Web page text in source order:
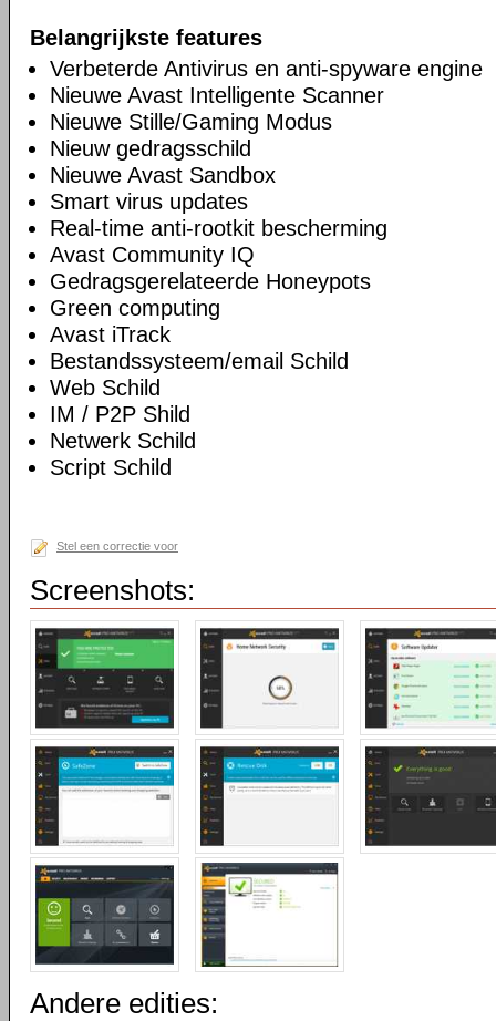
Belangrijkste features
Verbeterde Antivirus en anti-spyware engine
Nieuwe Avast Intelligente Scanner
Nieuwe Stille/Gaming Modus
Nieuw gedragsschild
Nieuwe Avast Sandbox
Smart virus updates
Real-time anti-rootkit bescherming
Avast Community IQ
Gedragsgerelateerde Honeypots
Green computing
Avast iTrack
Bestandssysteem/email Schild
Web Schild
IM / P2P Shild
Netwerk Schild
Script Schild
Stel een correctie voor
Screenshots:
Andere edities: